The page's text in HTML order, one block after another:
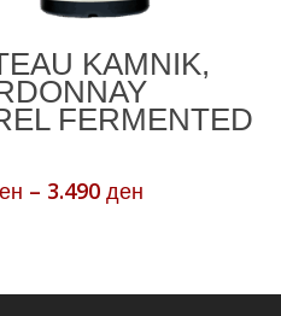
KAMNIK,
FERMENTED
– 3.490 ден
3.490 ден